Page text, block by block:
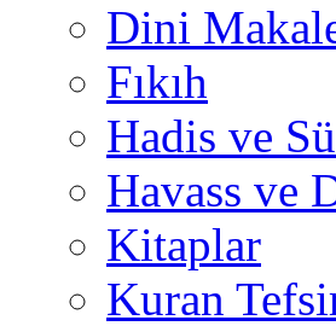
Dini
Fıkıh
Hadis ve
Havass ve
Kitaplar
Kuran